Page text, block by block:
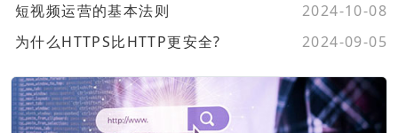
2024-10-08
短视频运营的基本法则
2024-09-05
为什么HTTPS比HTTP更安全?